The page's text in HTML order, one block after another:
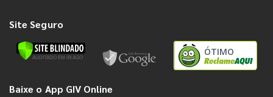
Site Seguro
ÓTIMO
Baixe o App GIV Online